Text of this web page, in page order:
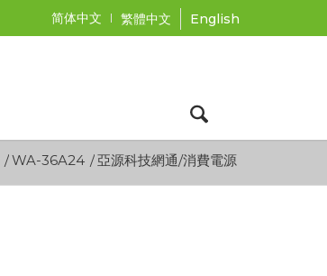
简体中文 繁體中文 English
/WA-36A24 /亞源科技網通/消費電源